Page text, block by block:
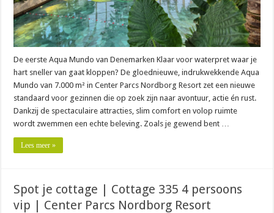
De eerste Aqua Mundo van Denemarken Klaar voor waterpret waar je
hart sneller van gaat kloppen? De gloednieuwe, indrukwekkende Aqua
Mundo van 7.000 m² in Center Parcs Nordborg Resort zet een nieuwe
standaard voor gezinnen die op zoek zijn naar avontuur, actie én rust.
Dankzij de spectaculaire attracties, slim comfort en volop ruimte
wordt zwemmen een echte beleving. Zoals je gewend bent …
Lees meer »
Spot je cottage | Cottage 335 4 persoons
vip | Center Parcs Nordborg Resort